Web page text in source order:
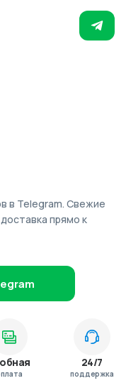
в Telegram. Свежие
прямо к
24/7
поддержка